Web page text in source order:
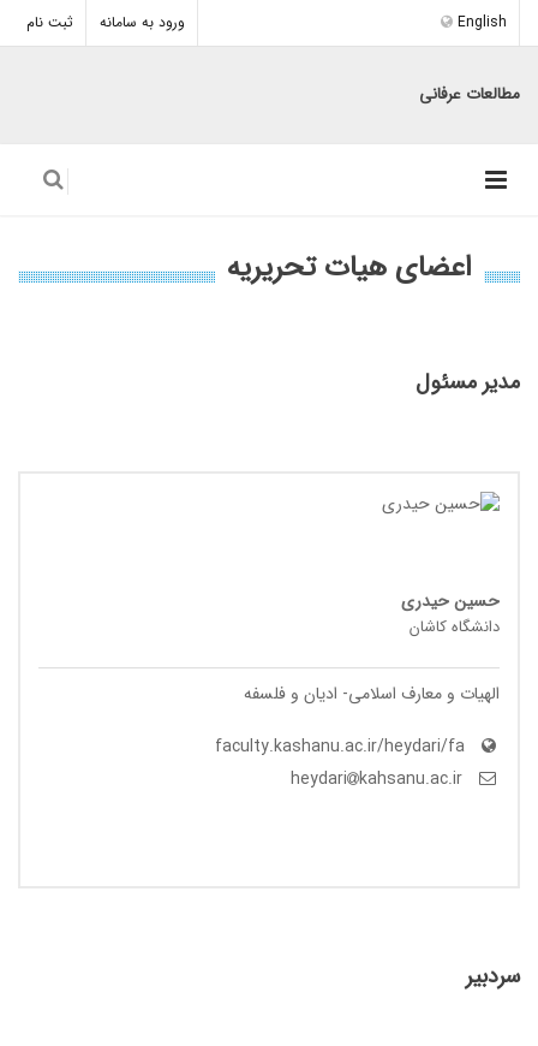
ورود به سامانه ثبت نام English
مطالعات عرفانی
اعضای هیات تحریریه
مدیر مسئول
حسین حیدری
دانشگاه کاشان
الهیات و معارف اسلامی- ادیان و فلسفه
faculty.kashanu.ac.ir/heydari/fa
kahsanu.ac.ir
سردبیر